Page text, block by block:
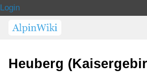
Login
Heuberg